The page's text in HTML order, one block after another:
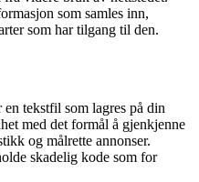
som samles inn,
som har tilgang til den.
tekstfil som lagres på din
med det formål å gjenkjenne
og målrette annonser.
skadelig kode som for